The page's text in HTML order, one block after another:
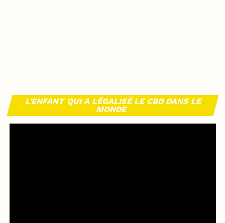
L’ENFANT QUI A LÉGALISÉ LE CBD DANS LE
MONDE